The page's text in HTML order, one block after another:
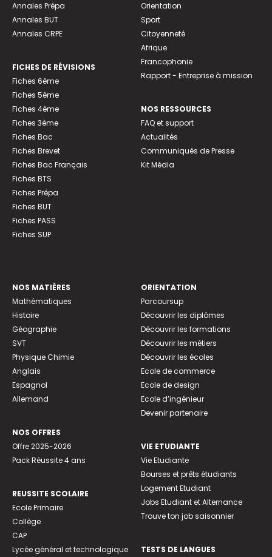
Annales Prépa
Annales BUT
Annales CRPE
FICHES DE RÉVISIONS
Fiches 6ème
Fiches 5ème
Fiches 4ème
Fiches 3ème
Fiches Bac
Fiches Brevet
Fiches Bac Français
Fiches BTS
Fiches Prépa
Fiches BUT
Fiches PASS
Fiches SUP
Orientation
Sport
Citoyenneté
Afrique
Francophonie
Rapport - Entreprise à mission
NOS RESSOURCES
FAQ et support
Actualités
Communiqués de Presse
Kit Média
NOS MATIÈRES
Mathématiques
Histoire
Géographie
SVT
Physique Chimie
Anglais
Espagnol
Allemand
NOS OFFRES
Offre 2025-2026
Pack Réussite 4 ans
REUSSITE SCOLAIRE
Ecole Primaire
Collège
CAP
Lycée général et technologique
ORIENTATION
Parcoursup
Découvrir les diplômes
Découvrir les formations
Découvrir les métiers
Découvrir les écoles
Ecole de commerce
Ecole de design
Ecole d’ingénieur
Devenir partenaire
VIE ETUDIANTE
Vie Etudiante
Bourses et prêts étudiants
Logement Etudiant
Jobs Etudiant et Alternance
Trouve ton job saisonnier
TESTS DE LANGUES